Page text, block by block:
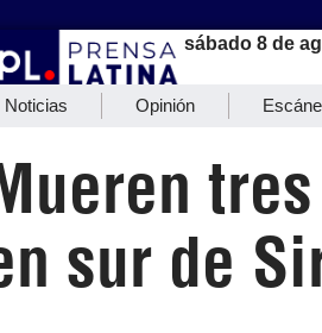
sábado 8 de
Noticias Opinión
sur de